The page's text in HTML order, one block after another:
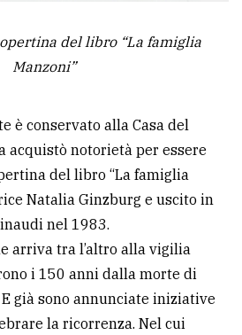
del libro “La famiglia
Manzoni”
è conservato alla Casa del
acquistò notorietà per essere
del libro “La famiglia
Natalia Ginzburg e uscito in
nel 1983.
arriva tra l’altro alla vigilia
i 150 anni dalla morte di
già sono annunciate iniziative
la ricorrenza. Nel cui